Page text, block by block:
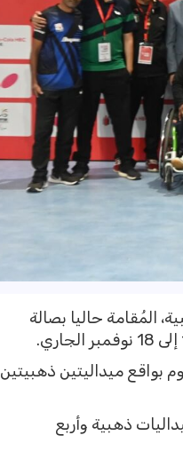
المُقامة حاليا بصالة
اليوم بواقع ميداليتين ذهبيتين
ثلاث ميداليات ذهبية وأربع